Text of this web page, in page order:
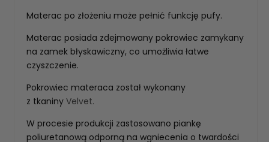
Materac po złożeniu może pełnić funkcję pufy.
Materac posiada zdejmowany pokrowiec zamykany
na zamek błyskawiczny, co umożliwia łatwe
czyszczenie.
Pokrowiec materaca został wykonany
z tkaniny Velvet.
W procesie produkcji zastosowano piankę
poliuretanową odporną na wgniecenia o twardości